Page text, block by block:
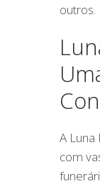
outros.
A
com